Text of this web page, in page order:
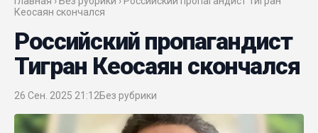
Кеосаян скончался
Российский пропагандист
Тигран Кеосаян скончался
26 Сен. 2025 21:12Без рубрики